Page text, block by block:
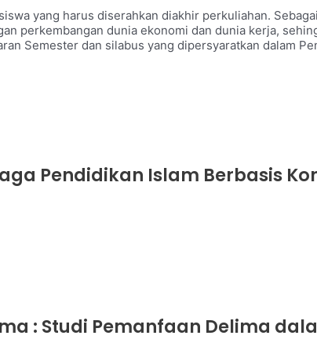
yang harus diserahkan diakhir perkuliahan.
perkembangan dunia ekonomi dan dunia kerja,
Semester dan silabus yang dipersyaratkan dalam
Pendidikan Islam Berbasis
: Studi Pemanfaan Delima